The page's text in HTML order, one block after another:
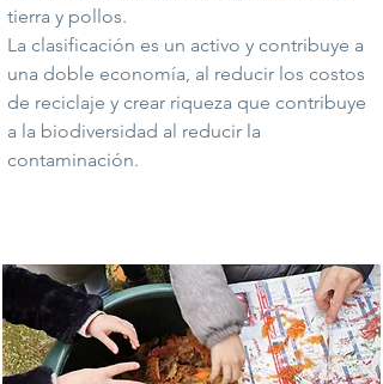
tierra y pollos.
La clasificación es un activo y contribuye a
una doble economía, al reducir los costos
de reciclaje y crear riqueza que contribuye
a la biodiversidad al reducir la
contaminación.